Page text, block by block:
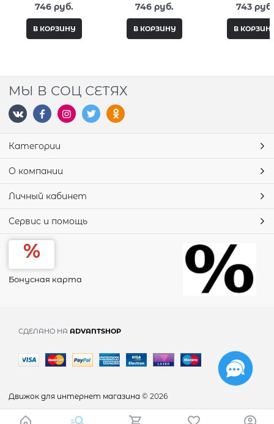
746 руб.
В КОРЗИНУ
746 руб.
В КОРЗИНУ
743 руб.
В
МЫ В СОЦ СЕТЯХ
Категории
О компании
Личный кабинет
Сервис и помощь
Бонусная карта
СДЕЛАНО НА ADVANTSHOP
Движок для интернет магазина © 2026